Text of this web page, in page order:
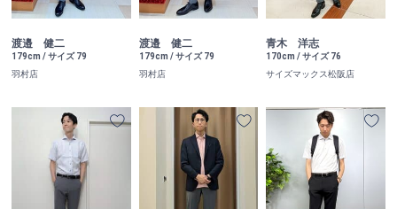
渡邉 健二
179cm / サイズ 79
羽村店
渡邉 健二
179cm / サイズ 79
羽村店
青木 洋志
170cm / サイズ 76
サイズマックス松阪店